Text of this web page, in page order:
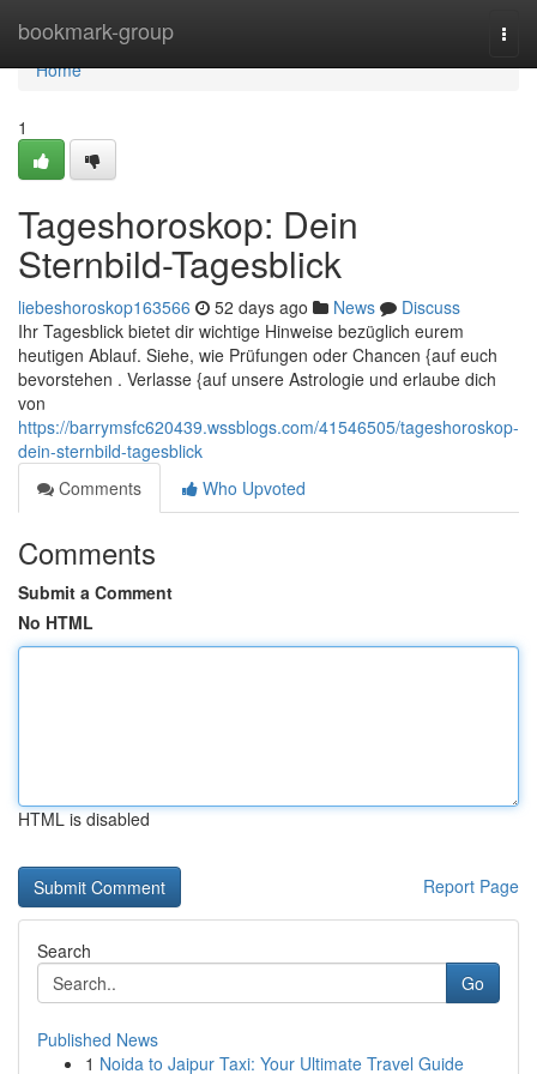
bookmark-group
Home
Home
1
Tageshoroskop: Dein
Sternbild-Tagesblick
liebeshoroskop163566 52 days ago News
Discuss
Ihr Tagesblick bietet dir wichtige Hinweise bezüglich eurem
heutigen Ablauf. Siehe, wie Prüfungen oder Chancen {auf euch
bevorstehen . Verlasse {auf unsere Astrologie und erlaube dich
von
https://barrymsfc620439.wssblogs.com/41546505/tageshoroskop-
dein-sternbild-tagesblick
Comments
Who Upvoted
Comments
Submit a Comment
No HTML
HTML is disabled
Report Page
Search
Go
Published News
1 Noida to Jaipur Taxi: Your Ultimate Travel Guide